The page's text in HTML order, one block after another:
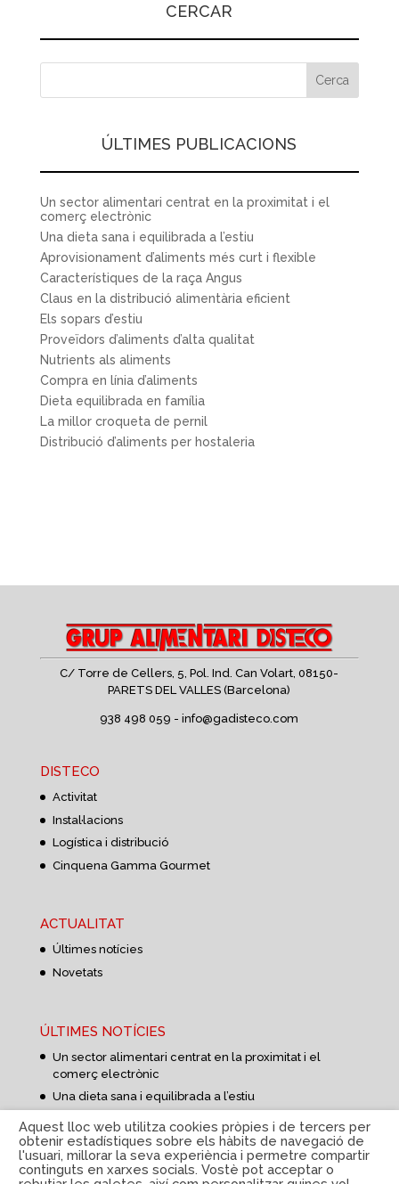
CERCAR
ÚLTIMES PUBLICACIONS
Un sector alimentari centrat en la proximitat i el
comerç electrònic
Una dieta sana i equilibrada a l’estiu
Aprovisionament d’aliments més curt i flexible
Característiques de la raça Angus
Claus en la distribució alimentària eficient
Els sopars d’estiu
Proveïdors d’aliments d’alta qualitat
Nutrients als aliments
Compra en línia d’aliments
Dieta equilibrada en família
La millor croqueta de pernil
Distribució d’aliments per hostaleria
C/ Torre de Cellers, 5, Pol. Ind. Can Volart,08150-
PARETS DEL VALLES (Barcelona)
938 498 059 -info@gadisteco.com
DISTECO
Activitat
Instal·lacions
Logística i distribució
Cinquena Gamma Gourmet
ACTUALITAT
Últimes notícies
Novetats
ÚLTIMES NOTÍCIES
Un sector alimentari centrat en la proximitat i el
comerç electrònic
Una dieta sana i equilibrada a l’estiu
Aprovisionament d’aliments més curt i flexible
Aquest lloc web utilitza cookies pròpies i de tercers per
obtenir estadístiques sobre els hàbits de navegació de
l'usuari, millorar la seva experiència i permetre compartir
continguts en xarxes socials. Vostè pot acceptar o